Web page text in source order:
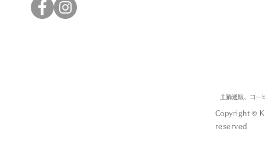
土鍋通販、コー
Copyright ©
reserved